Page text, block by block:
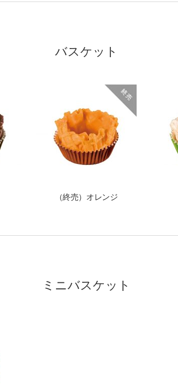
バスケット
（終売）オレンジ
ミニバスケット